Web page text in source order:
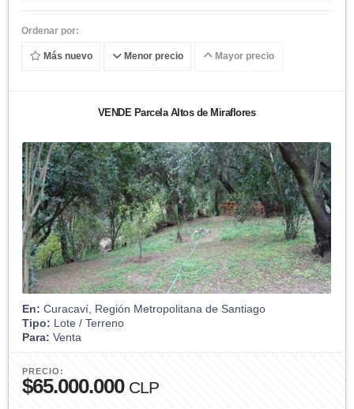
Ordenar por:
Más nuevo Menor precio Mayor precio
VENDE Parcela Altos de Miraflores
En: Curacaví, Región Metropolitana de Santiago
Tipo: Lote / Terreno
Para: Venta
PRECIO:
$65.000.000 CLP